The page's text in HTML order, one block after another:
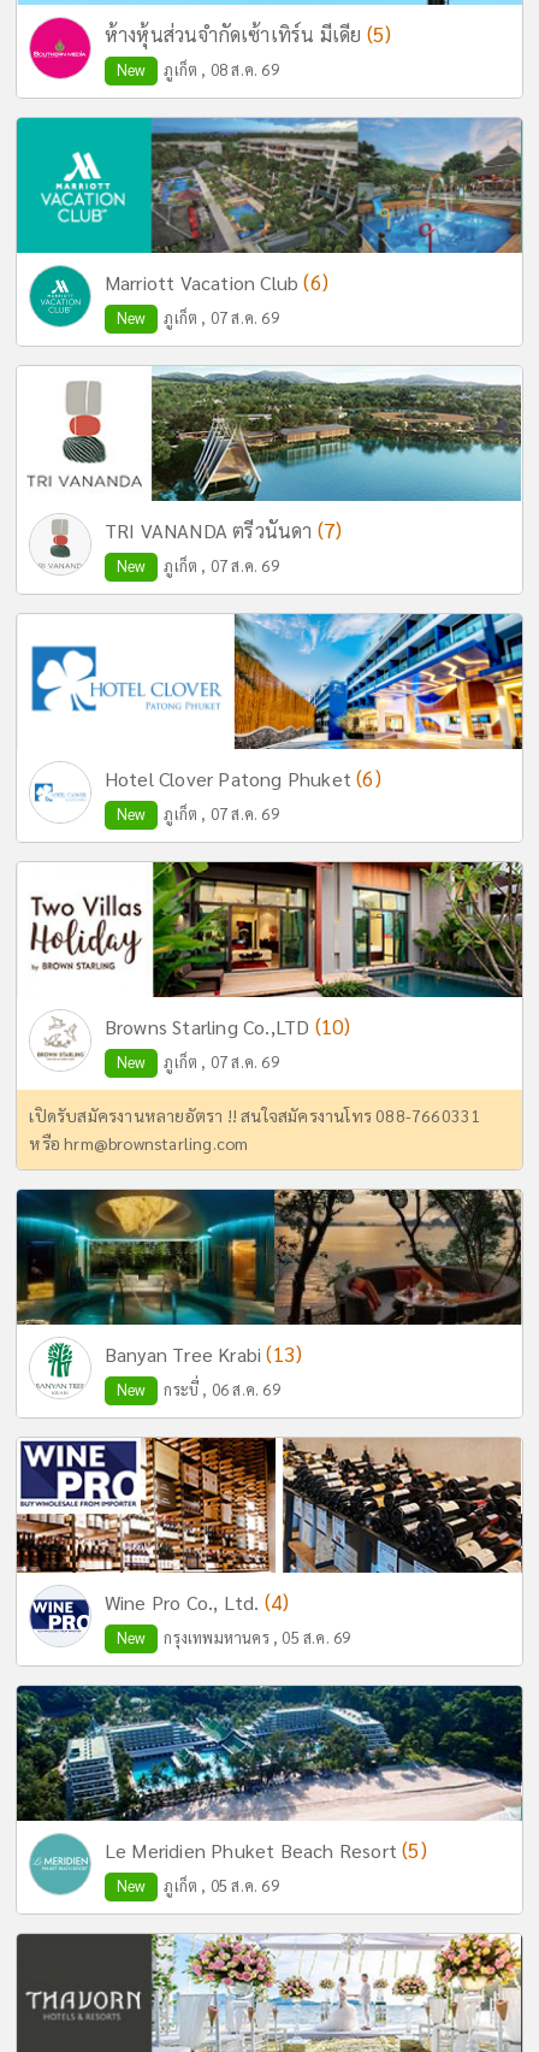
ห้างหุ้นส่วนจำกัดเซ้าเทิร์น มีเดีย (5)
New ภูเก็ต , 08 ส.ค. 69
Marriott Vacation Club(6)
New ภูเก็ต , 07 ส.ค. 69
TRI VANANDA ตรีวนันดา (7)
New ภูเก็ต , 07 ส.ค. 69
Hotel Clover Patong Phuket(6)
New ภูเก็ต , 07 ส.ค. 69
Browns Starling Co.,LTD (10)
New ภูเก็ต , 07 ส.ค. 69
เปิดรับสมัครงานหลายอัตรา !! สนใจสมัครงานโทร 088-7660331
หรือhrm@brownstarling.com
Banyan Tree Krabi(13)
New กระบี่ , 06 ส.ค. 69
Wine Pro Co., Ltd. (4)
New กรุงเทพมหานคร , 05 ส.ค. 69
Le Meridien Phuket Beach Resort(5)
New ภูเก็ต , 05 ส.ค. 69